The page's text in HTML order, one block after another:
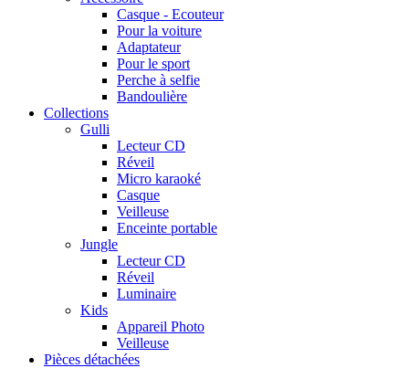
Casque - Ecouteur
Pour la voiture
Adaptateur
Pour le sport
Perche à selfie
Bandoulière
Collections
Gulli
Lecteur CD
Réveil
Micro karaoké
Casque
Veilleuse
Enceinte portable
Jungle
Lecteur CD
Réveil
Luminaire
Kids
Appareil Photo
Veilleuse
Pièces détachées